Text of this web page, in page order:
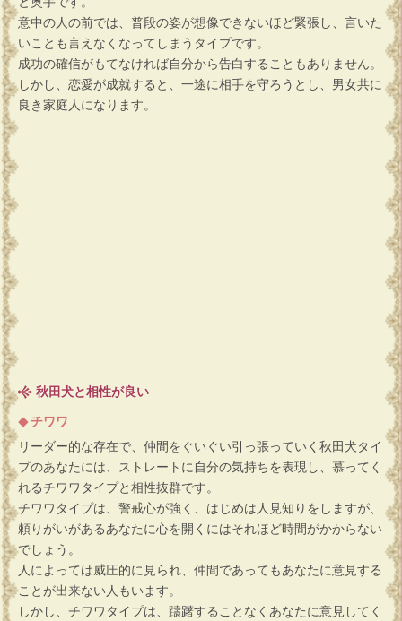
意中の人の前では、普段の姿が想像できないほど緊張し、言いた
いことも言えなくなってしまうタイプです。
成功の確信がもてなければ自分から告白することもありません。
しかし、恋愛が成就すると、一途に相手を守ろうとし、男女共に
良き家庭人になります。
秋田犬と相性が良い
チワワ
リーダー的な存在で、仲間をぐいぐい引っ張っていく秋田犬タイ
プのあなたには、ストレートに自分の気持ちを表現し、慕ってく
れるチワワタイプと相性抜群です。
チワワタイプは、警戒心が強く、はじめは人見知りをしますが、
頼りがいがあるあなたに心を開くにはそれほど時間がかからない
でしょう。
人によっては威圧的に見られ、仲間であってもあなたに意見する
ことが出来ない人もいます。
しかし、チワワタイプは、躊躇することなくあなたに意見してく